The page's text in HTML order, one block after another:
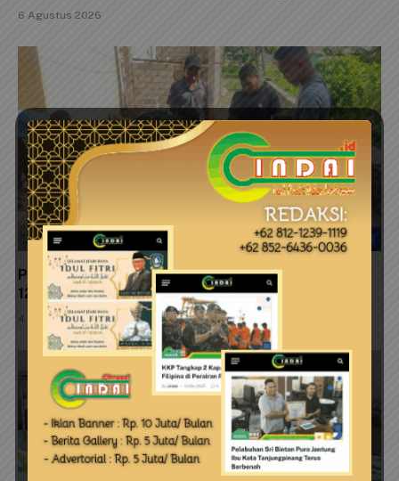
6 Agustus 2026
Progres 89 Persen, Pembangunan MCK TMMD Ke-
129 Segera Rampung
4 Agustus 2026